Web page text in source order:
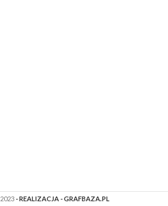
2023 - REALIZACJA - GRAFBAZA.PL